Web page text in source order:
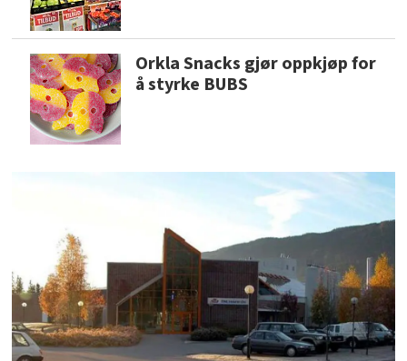
Orkla Snacks gjør oppkjøp for
å styrke BUBS